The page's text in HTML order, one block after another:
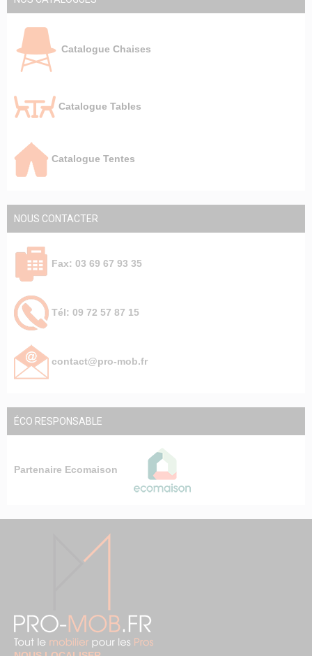
Catalogue Chaises
Catalogue Tables
Catalogue Tentes
NOUS CONTACTER
Fax: 03 69 67 93 35
Tél: 09 72 57 87 15
contact@pro-mob.fr
ÉCO RESPONSABLE
Partenaire Ecomaison